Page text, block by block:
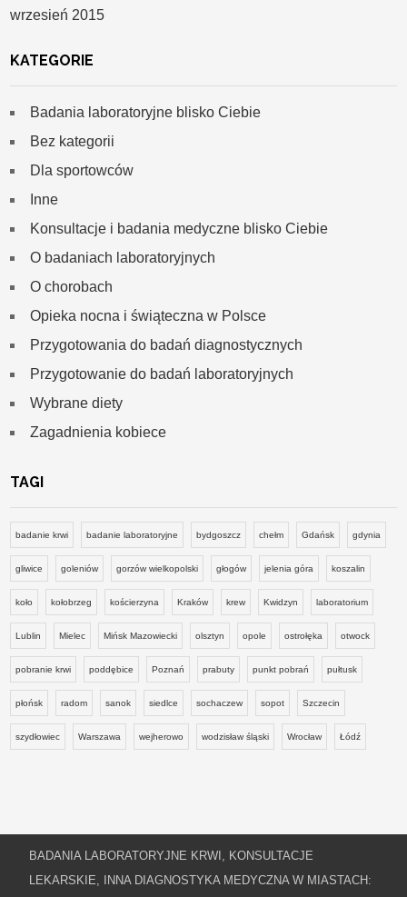
wrzesień 2015
KATEGORIE
Badania laboratoryjne blisko Ciebie
Bez kategorii
Dla sportowców
Inne
Konsultacje i badania medyczne blisko Ciebie
O badaniach laboratoryjnych
O chorobach
Opieka nocna i świąteczna w Polsce
Przygotowania do badań diagnostycznych
Przygotowanie do badań laboratoryjnych
Wybrane diety
Zagadnienia kobiece
TAGI
badanie krwi badanie laboratoryjne bydgoszcz chełm Gdańsk gdynia
gliwice goleniów gorzów wielkopolski głogów jelenia góra koszalin
koło kołobrzeg kościerzyna Kraków krew Kwidzyn laboratorium
Lublin Mielec Mińsk Mazowiecki olsztyn opole ostrołęka otwock
pobranie krwi poddębice Poznań prabuty punkt pobrań pułtusk
płońsk radom sanok siedlce sochaczew sopot Szczecin
szydłowiec Warszawa wejherowo wodzisław śląski Wrocław Łódź
BADANIA LABORATORYJNE KRWI, KONSULTACJE
LEKARSKIE, INNA DIAGNOSTYKA MEDYCZNA W MIASTACH: